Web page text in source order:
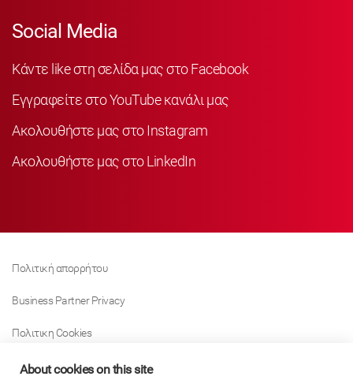
Social Media
Κάντε like στη σελίδα μας στο Facebook
Εγγραφείτε στο YouTube κανάλι μας
Ακολουθήστε μας στο Instagram
Ακολουθήστε μας στο LinkedIn
Πολιτική απορρήτου
Business Partner Privacy
Πολιτικη Cookies
Modern Slavery Act Policy
About cookies on this site